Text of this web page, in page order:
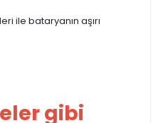
ile bataryanın aşırı
gibi